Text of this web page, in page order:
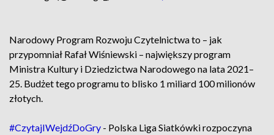
Narodowy Program Rozwoju Czytelnictwa to – jak
przypomniał Rafał Wiśniewski – największy program
Ministra Kultury i Dziedzictwa Narodowego na lata 2021–
25. Budżet tego programu to blisko 1 miliard 100 milionów
złotych.
#CzytajIWejdźDoGry - Polska Liga Siatkówki rozpoczyna